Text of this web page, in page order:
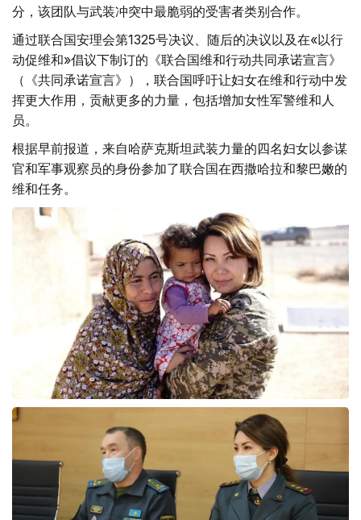
分，该团队与武装冲突中最脆弱的受害者类别合作。
通过联合国安理会第1325号决议、随后的决议以及在«以行
动促维和»倡议下制订的《联合国维和行动共同承诺宣言》
（《共同承诺宣言》），联合国呼吁让妇女在维和行动中发
挥更大作用，贡献更多的力量，包括增加女性军警维和人
员。
根据早前报道，来自哈萨克斯坦武装力量的四名妇女以参谋
官和军事观察员的身份参加了联合国在西撒哈拉和黎巴嫩的
维和任务。